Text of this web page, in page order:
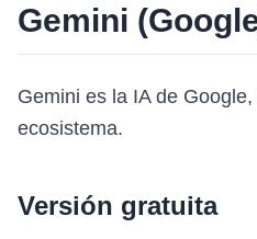
Gemini
Gemini es la IA de
ecosistema.
Versión gratuita